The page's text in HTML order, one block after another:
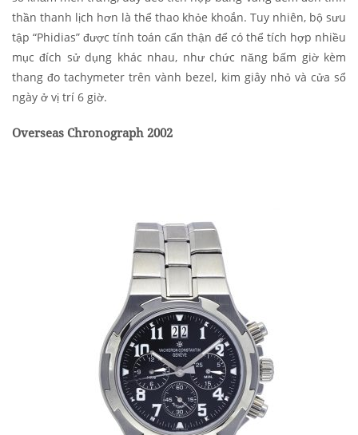
thần thanh lịch hơn là thể thao khỏe khoắn. Tuy nhiên, bộ sưu
tập “Phidias” được tính toán cẩn thận để có thể tích hợp nhiều
mục đích sử dụng khác nhau, như chức năng bấm giờ kèm
thang đo tachymeter trên vành bezel, kim giây nhỏ và cửa sổ
ngày ở vị trí 6 giờ.
Overseas Chronograph 2002